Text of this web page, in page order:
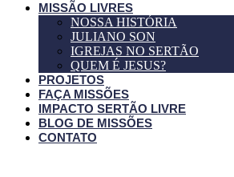
MISSÃO LIVRES
NOSSA HISTÓRIA
JULIANO SON
IGREJAS NO SERTÃO
QUEM É JESUS?
PROJETOS
FAÇA MISSÕES
IMPACTO SERTÃO LIVRE
BLOG DE MISSÕES
CONTATO